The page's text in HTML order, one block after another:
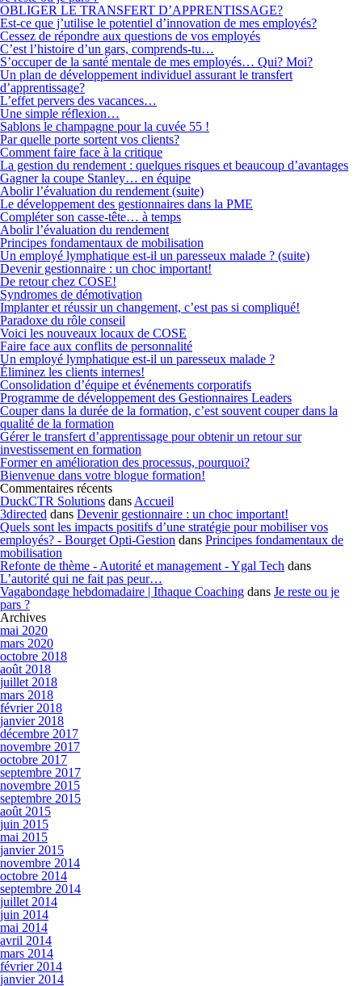
OBLIGER LE TRANSFERT D’APPRENTISSAGE?
Est-ce que j’utilise le potentiel d’innovation de mes employés?
Cessez de répondre aux questions de vos employés
C’est l’histoire d’un gars, comprends-tu…
S’occuper de la santé mentale de mes employés… Qui? Moi?
Un plan de développement individuel assurant le transfert
d’apprentissage?
L’effet pervers des vacances…
Une simple réflexion…
Sablons le champagne pour la cuvée 55 !
Par quelle porte sortent vos clients?
Comment faire face à la critique
La gestion du rendement : quelques risques et beaucoup d’avantages
Gagner la coupe Stanley… en équipe
Abolir l’évaluation du rendement (suite)
Le développement des gestionnaires dans la PME
Compléter son casse-tête… à temps
Abolir l’évaluation du rendement
Principes fondamentaux de mobilisation
Un employé lymphatique est-il un paresseux malade ? (suite)
Devenir gestionnaire : un choc important!
De retour chez COSE!
Syndromes de démotivation
Implanter et réussir un changement, c’est pas si compliqué!
Paradoxe du rôle conseil
Voici les nouveaux locaux de COSE
Faire face aux conflits de personnalité
Un employé lymphatique est-il un paresseux malade ?
Éliminez les clients internes!
Consolidation d’équipe et événements corporatifs
Programme de développement des Gestionnaires Leaders
Couper dans la durée de la formation, c’est souvent couper dans la
qualité de la formation
Gérer le transfert d’apprentissage pour obtenir un retour sur
investissement en formation
Former en amélioration des processus, pourquoi?
Bienvenue dans votre blogue formation!
Commentaires récents
DuckCTR Solutions dans Accueil
3directed dans Devenir gestionnaire : un choc important!
Quels sont les impacts positifs d’une stratégie pour mobiliser vos
employés? - Bourget Opti-Gestion dans Principes fondamentaux de
mobilisation
Refonte de thème - Autorité et management - Ygal Tech dans
L’autorité qui ne fait pas peur…
Vagabondage hebdomadaire | Ithaque Coaching dans Je reste ou je
pars ?
Archives
mai 2020
mars 2020
octobre 2018
août 2018
juillet 2018
mars 2018
février 2018
janvier 2018
décembre 2017
novembre 2017
octobre 2017
septembre 2017
novembre 2015
septembre 2015
août 2015
juin 2015
mai 2015
janvier 2015
novembre 2014
octobre 2014
septembre 2014
juillet 2014
juin 2014
mai 2014
avril 2014
mars 2014
février 2014
janvier 2014